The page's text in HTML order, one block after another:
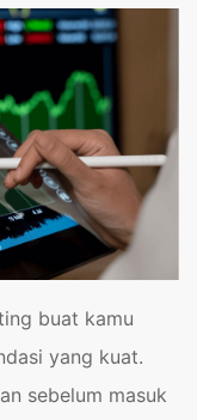
buat kamu
yang kuat.
sebelum masuk